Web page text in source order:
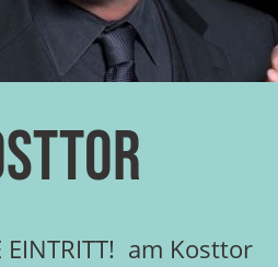
EINTRITT! am Kosttor